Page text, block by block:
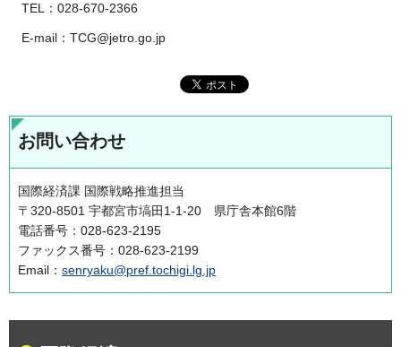
TEL：028-670-2366
E-mail：TCG@jetro.go.jp
お問い合わせ
国際経済課 国際戦略推進担当
〒320-8501 宇都宮市塙田1-1-20 県庁舎本館6階
電話番号：028-623-2195
ファックス番号：028-623-2199
Email： senryaku@pref.tochigi.lg.jp